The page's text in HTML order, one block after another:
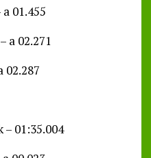
01.455
a 02.271
02.287
01:35.004